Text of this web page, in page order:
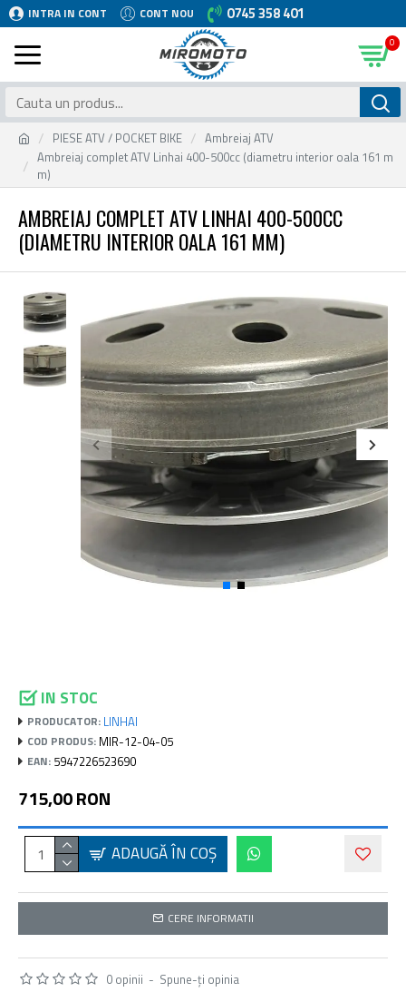
INTRA IN CONT CONT NOU 0745 358 401
0
PIESE ATV / POCKET BIKE
Ambreiaj ATV
Ambreiaj complet ATV Linhai 400-500cc (diametru interior oala 161 m
m)
AMBREIAJ COMPLET ATV LINHAI 400-500CC
(DIAMETRU INTERIOR OALA 161 MM)
IN STOC
PRODUCATOR: LINHAI
COD PRODUS: MIR-12-04-05
EAN: 5947226523690
0 opinii - Spune-ţi opinia
715,00 RON
ADAUGĂ ÎN COŞ
CERE INFORMATII